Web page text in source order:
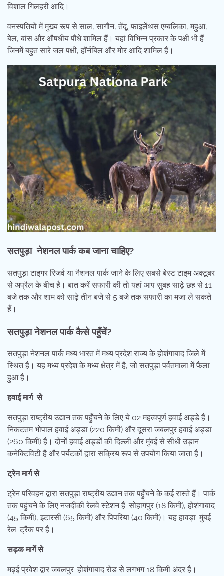
विशाल गिलहरी आदि।
वनस्पतियों में मुख्य रूप से साल, सागौन, तेंदू, फाइलेंथस एम्बलिका, महुआ,
बेल, बांस और औषधीय पौधे शामिल हैं। यहां विभिन्न प्रकार के पक्षी भी हैं
जिनमें बहुत सारे जल पक्षी, हॉर्नबिल और मोर आदि शामिल हैं।
सतपुड़ा नेशनल पार्क कब जाना चाहिए?
सतपुड़ा टाइगर रिजर्व या नैशनल पार्क जाने के लिए सबसे बेस्ट टाइम अक्टूबर
से अप्रैल के बीच है। बात करें सफारी की तो यहां आप सुबह साढ़े छह से 11
बजे तक और शाम को साढ़े तीन बजे से 5 बजे तक सफारी का मजा ले सकते
हैं।
सतपुड़ा नेशनल पार्क कैसे पहुँचें?
सतपुड़ा नेशनल पार्क मध्य भारत में मध्य प्रदेश राज्य के होशंगाबाद जिले में
स्थित है। यह मध्य प्रदेश के मध्य क्षेत्र में है, जो सतपुड़ा पर्वतमाला में फैला
हुआ है।
हवाई मार्ग से
सतपुड़ा राष्ट्रीय उद्यान तक पहुँचने के लिए ये 02 महत्वपूर्ण हवाई अड्डे हैं।
निकटतम भोपाल हवाई अड्डा (220 किमी) और दूसरा जबलपुर हवाई अड्डा
(260 किमी) है। दोनों हवाई अड्डों की दिल्ली और मुंबई से सीधी उड़ान
कनेक्टिविटी है और पर्यटकों द्वारा सक्रिय रूप से उपयोग किया जाता है।
ट्रेन मार्ग से
ट्रेन परिवहन द्वारा सतपुड़ा राष्ट्रीय उद्यान तक पहुँचने के कई रास्ते हैं। पार्क
तक पहुंचने के लिए नजदीकी रेलवे स्टेशन हैं: सोहागपुर (18 किमी), होशंगाबाद
(45 किमी), इटारसी (65 किमी) और पिपरिया (40 किमी)। यह हावड़ा-मुंबई
रेल-ट्रैक पर है।
सड़क मार्गे से
मढ़ई प्रवेश द्वार जबलपुर-होशंगाबाद रोड से लगभग 18 किमी अंदर है।